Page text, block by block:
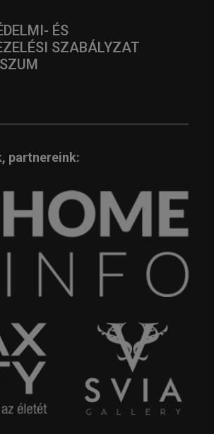
ÉS
SZABÁLYZAT
partnereink: